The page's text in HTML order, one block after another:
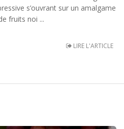
s’ouvrant sur un amalgame
fruits noi ...
LIRE L'ARTICLE